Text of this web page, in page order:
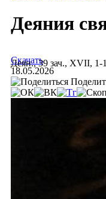
Деяния
Деян., 39 зач., XVII,
Скачать
18.05.2026